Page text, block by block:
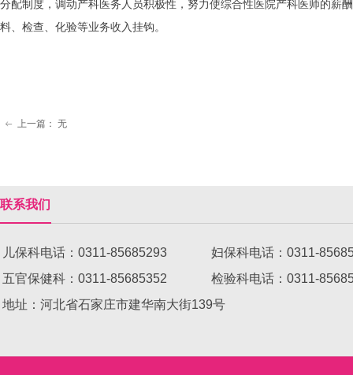
分配制度，调动产科医务人员积极性，努力使综合性医院产科医师的薪
料、检查、化验等业务收入挂钩。
ꂃ 上一篇： 无
联系我们
儿保科电话：0311-85685293 妇保科电话：0311-
五官保健科：0311-85685352 检验科电话：
地址：河北省石家庄市建华南大街139号